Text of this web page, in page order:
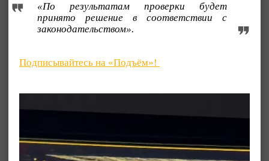
«По результатам проверки будет
принято решение в соответствии с
законодательством».
Подписывайтесь на «Подъём»!